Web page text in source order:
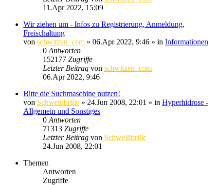
11.Apr 2022, 15:09
Wir ziehen um - Infos zu Registrierung, Anmeldung,
Freischaltung
von schwitzen_com » 06.Apr 2022, 9:46 » in Informationen
0 Antworten
152177 Zugriffe
Letzter Beitrag von schwitzen_com
06.Apr 2022, 9:46
Bitte die Suchmaschine nutzen!
von Schweißbrille » 24.Jun 2008, 22:01 » in Hyperhidrose -
Allgemein und Sonstiges
0 Antworten
71313 Zugriffe
Letzter Beitrag von Schweißbrille
24.Jun 2008, 22:01
Themen
Antworten
Zugriffe